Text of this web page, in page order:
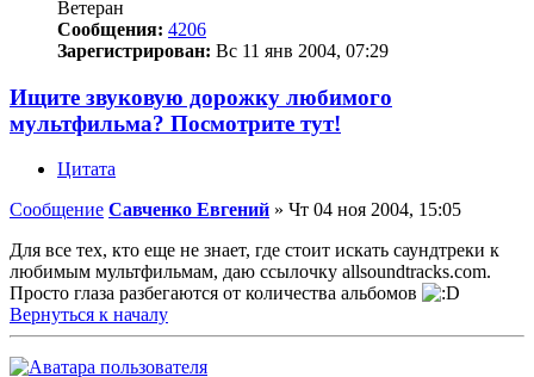
Ветеран
Сообщения: 4206
Зарегистрирован: Вс 11 янв 2004, 07:29
Ищите звуковую дорожку любимого
мультфильма? Посмотрите тут!
Цитата
Сообщение Савченко Евгений » Чт 04 ноя 2004, 15:05
Для все тех, кто еще не знает, где стоит искать саундтреки к
любимым мультфильмам, даю ссылочку allsoundtracks.com.
Просто глаза разбегаются от количества альбомов
Вернуться к началу